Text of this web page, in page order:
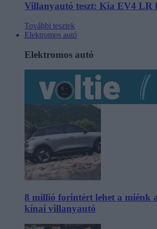
Villanyautó teszt: Kia EV4 LR
További tesztek
Elektromos autó
Elektromos autó
8 millió forintért lehet a miénk
kínai villanyautó